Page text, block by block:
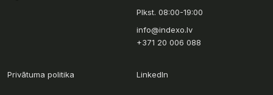
Plkst. 08:00-19:00
info@indexo.lv
+371 20 006 088
Privātuma politika LinkedIn